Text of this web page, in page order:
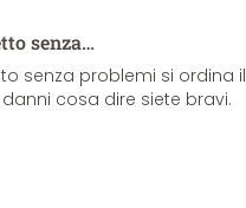
senza…
senza problemi si ordina il
cosa dire siete bravi.